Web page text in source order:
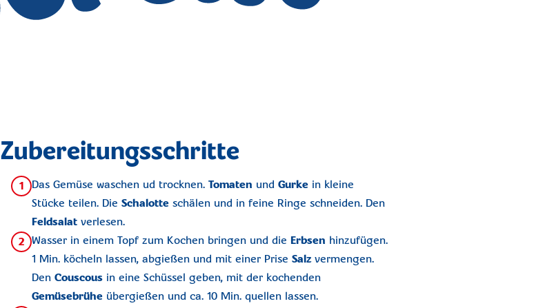
Zubereitungsschritte
1 Das Gemüse waschen ud trocknen. Tomaten und Gurkein kleine
Stücke teilen. Die Schalotteschälen und in feine Ringe schneiden. Den
Feldsalatverlesen.
2 Wasser in einem Topf zum Kochen bringen und die Erbsen hinzufügen.
1 Min. köcheln lassen, abgießen und mit einer Prise Salzvermengen.
Den Couscousin eine Schüssel geben, mit der kochenden
Gemüsebrüheübergießen und ca. 10 Min. quellen lassen.